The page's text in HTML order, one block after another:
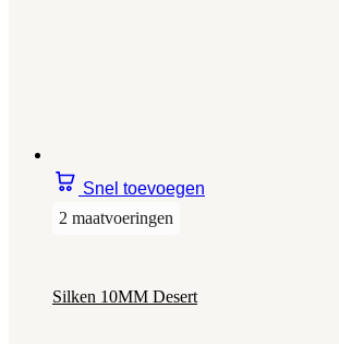
Snel toevoegen
2 maatvoeringen
Silken 10MM Desert